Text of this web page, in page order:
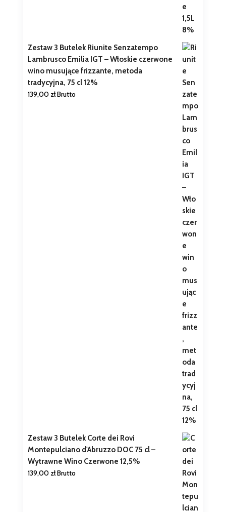
Zestaw 3 Butelek Riunite Senzatempo
Lambrusco Emilia IGT – Włoskie czerwone
wino musujące frizzante, metoda
tradycyjna, 75 cl 12%
139,00 złBrutto
Zestaw 3 Butelek Corte dei Rovi
Montepulciano d'Abruzzo DOC 75 cl –
Wytrawne Wino Czerwone 12,5%
139,00 złBrutto